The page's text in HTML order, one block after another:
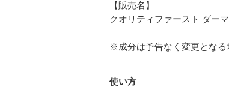
【販売名】
クオリティファースト ダー
※成分は予告なく変更となる
使い方